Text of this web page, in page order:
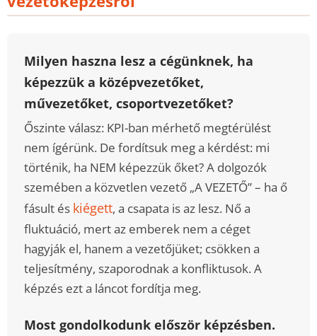
Milyen haszna lesz a cégünknek, ha
képezzük a középvezetőket,
művezetőket, csoportvezetőket?
Őszinte válasz: KPI-ban mérhető megtérülést
nem ígérünk. De fordítsuk meg a kérdést: mi
történik, ha NEM képezzük őket? A dolgozók
szemében a közvetlen vezető „A VEZETŐ” – ha ő
fásult és kiégett, a csapata is az lesz. Nő a
fluktuáció, mert az emberek nem a céget
hagyják el, hanem a vezetőjüket; csökken a
teljesítmény, szaporodnak a konfliktusok. A
képzés ezt a láncot fordítja meg.
Most gondolkodunk először képzésben.